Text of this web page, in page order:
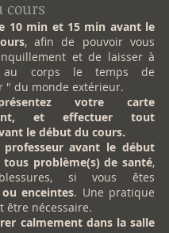
cours
10 min et 15 min avant le
, afin de pouvoir vous
et de laisser à
corps le temps de
" du monde extérieur.
votre carte
et effectuer tout
le début du cours.
professeur avant le début
problème(s) de santé,
si vous êtes
enceintes. Une pratique
être nécessaire.
calmement dans la salle